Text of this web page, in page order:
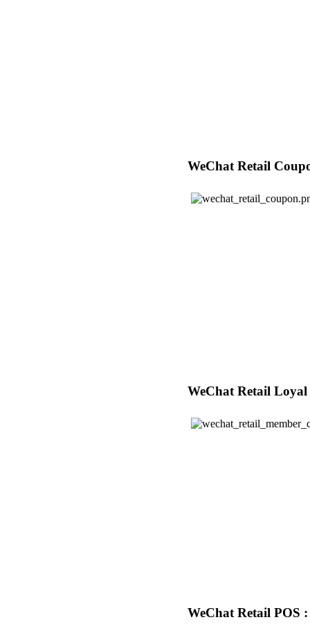
WeChat Retail
WeChat Retail
WeChat Retail POS